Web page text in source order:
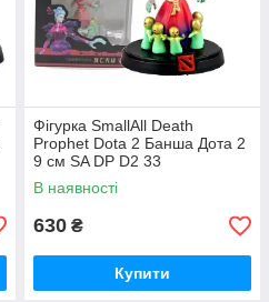
Фігурка SmallAll Death
Prophet Dota 2 Банша Дота 2
9 см SA DP D2 33
В наявності
630 ₴
Купити